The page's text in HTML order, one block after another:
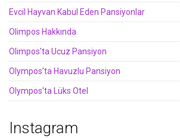
Evcil Hayvan Kabul Eden Pansiyonlar
Olimpos Hakkında
Olimpos'ta Ucuz Pansiyon
Olympos'ta Havuzlu Pansiyon
Olympos'ta Lüks Otel
Instagram